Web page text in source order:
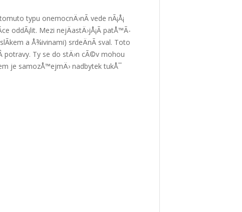
typu onemocnÄ›nÃ­ vede nÃ¡Å¡
oddÃ¡lit. Mezi nejÄastÄ›jÅ¡Ã­ patÅ™Ã­
a Å¾ivinami) srdeÄnÃ­ sval. Toto
potravy. Ty se do stÄ›n cÃ©v mohou
je samozÅ™ejmÄ› nadbytek tukÅ¯